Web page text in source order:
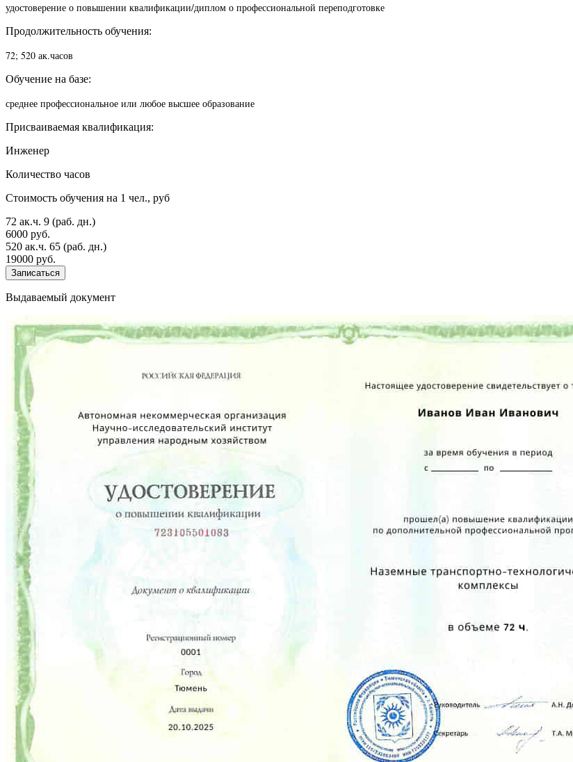
удостоверение о повышении квалификации/диплом о профессиональной переподготовке
Продолжительность обучения:
72; 520 ак.часов
Обучение на базе:
среднее профессиональное или любое высшее образование
Присваиваемая квалификация:
Инженер
Количество часов
Стоимость обучения на 1 чел., руб
72 ак.ч. 9 (раб. дн.)
6000 руб.
520 ак.ч. 65 (раб. дн.)
19000 руб.
Записаться
Выдаваемый документ